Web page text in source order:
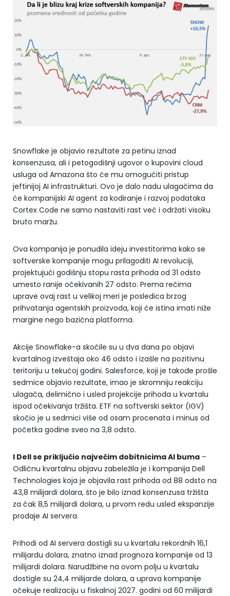
Snowflake je objavio rezultate za petinu iznad
konsenzusa, ali i petogodišnji ugovor o kupovini cloud
usluga od Amazona što će mu omogućiti pristup
jeftinijoj AI infrastrukturi. Ovo je dalo nadu ulagačima da
će kompanijski AI agent za kodiranje i razvoj podataka
Cortex Code ne samo nastaviti rast već i održati visoku
bruto maržu.
Ova kompanija je ponudila ideju investitorima kako se
softverske kompanije mogu prilagoditi AI revoluciji,
projektujući godišnju stopu rasta prihoda od 31 odsto
umesto ranije očekivanih 27 odsto. Prema rečima
uprave ovaj rast u velikoj meri je posledica brzog
prihvatanja agentskih proizvoda, koji će istina imati niže
margine nego bazična platforma.
Akcije Snowflake-a skočile su u dva dana po objavi
kvartalnog izveštaja oko 46 odsto i izašle na pozitivnu
teritoriju u tekućoj godini. Salesforce, koji je takođe prošle
sedmice objavio rezultate, imao je skromniju reakciju
ulagača, delimično i usled projekcije prihoda u kvartalu
ispod očekivanja tržišta. ETF na softverski sektor (IGV)
skočio je u sedmici više od osam procenata i minus od
početka godine sveo na 3,8 odsto.
I Dell se priključio najvećim dobitnicima AI buma –
Odličnu kvartalnu objavu zabeležila je i kompanija Dell
Technologies koja je objavila rast prihoda od 88 odsto na
43,8 milijardi dolara, što je bilo iznad konsenzusa tržišta
za čak 8,5 milijardi dolara, u prvom redu usled ekspanzije
prodaje AI servera.
Prihodi od AI servera dostigli su u kvartalu rekordnih 16,1
milijardu dolara, znatno iznad prognoza kompanije od 13
milijardi dolara. Narudžbine na ovom polju u kvartalu
dostigle su 24,4 milijarde dolara, a uprava kompanije
očekuje realizaciju u fiskalnoj 2027. godini od 60 milijardi